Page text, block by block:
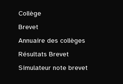
Collège
Brevet
Annuaire des collèges
Résultats Brevet
Simulateur note brevet